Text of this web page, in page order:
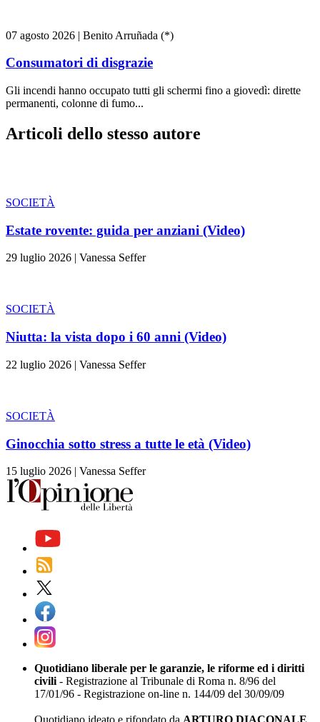
07 agosto 2026 | Benito Arruñada (*)
Consumatori di disgrazie
Gli incendi hanno occupato tutti gli schermi fino a giovedì: dirette
permanenti, colonne di fumo...
Articoli dello stesso autore
SOCIETÀ
Estate rovente: guida per anziani (Video)
29 luglio 2026 | Vanessa Seffer
SOCIETÀ
Niutta: la vista dopo i 60 anni (Video)
22 luglio 2026 | Vanessa Seffer
SOCIETÀ
Ginocchia sotto stress a tutte le età (Video)
15 luglio 2026 | Vanessa Seffer
Quotidiano liberale per le garanzie, le riforme ed i diritti
civili - Registrazione al Tribunale di Roma n. 8/96 del
17/01/96 - Registrazione on-line n. 144/09 del 30/09/09